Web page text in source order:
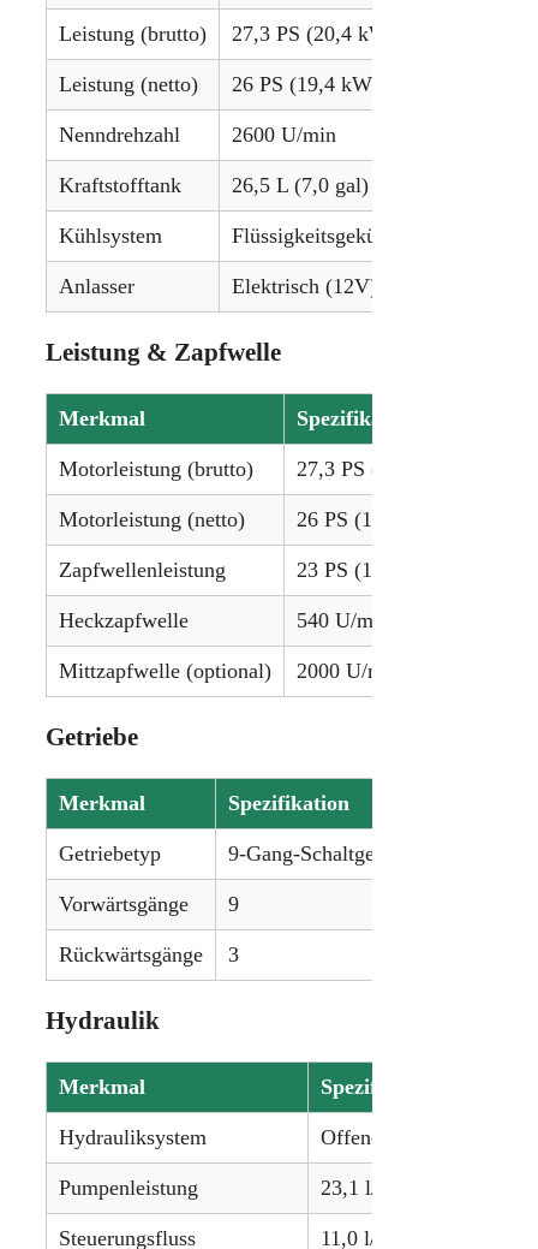
Leistung (brutto) 27,3 PS (20,4 kW)
Leistung (netto) 26 PS (19,4 kW)
Nenndrehzahl 2600 U/min
Kraftstofftank 26,5 L (7,0 gal)
Kühlsystem Flüssigkeitsgekühlt
Anlasser Elektrisch (12V)
Leistung & Zapfwelle
Merkmal Spezifikation
Motorleistung (brutto) 27,3 PS (20,4 kW)
Motorleistung (netto) 26 PS (19,4 kW)
Zapfwellenleistung 23 PS (17,2 kW)
Heckzapfwelle 540 U/min
Mittzapfwelle (optional) 2000 U/min
Getriebe
Merkmal Spezifikation
Getriebetyp 9-Gang-Schaltgetriebe
Vorwärtsgänge 9
Rückwärtsgänge 3
Hydraulik
Merkmal Spezifikation
Hydrauliksystem Offenes Zentrum
Pumpenleistung 23,1 l/min (6,1 gpm)
Steuerungsfluss 11,0 l/min (2,9 gpm)